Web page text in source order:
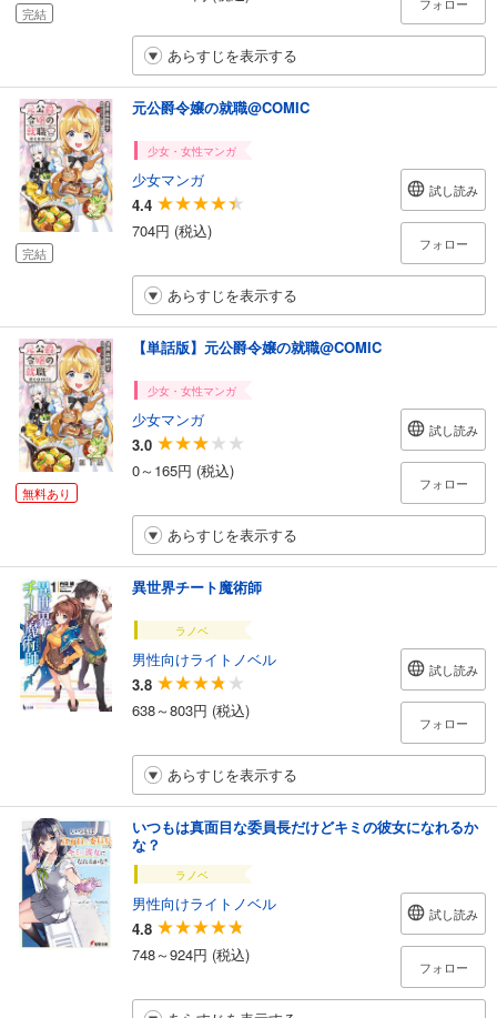
完結
あらすじを表示する
完結
元公爵令嬢の就職@COMIC
少女・女性マンガ
少女マンガ
4.4
704円 (税込)
試し読み
フォロー
あらすじを表示する
無料あり
【単話版】元公爵令嬢の就職@COMIC
少女・女性マンガ
少女マンガ
3.0
0～165円 (税込)
試し読み
フォロー
あらすじを表示する
異世界チート魔術師
ラノベ
男性向けライトノベル
3.8
638～803円 (税込)
試し読み
フォロー
あらすじを表示する
いつもは真面目な委員長だけどキミの彼女になれるか
な？
ラノベ
男性向けライトノベル
4.8
748～924円 (税込)
試し読み
フォロー